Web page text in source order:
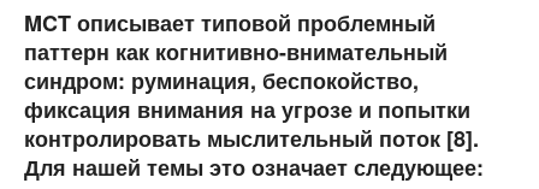
MCT описывает типовой проблемный
паттерн как когнитивно-внимательный
синдром: руминация, беспокойство,
фиксация внимания на угрозе и попытки
контролировать мыслительный поток [8].
Для нашей темы это означает следующее: